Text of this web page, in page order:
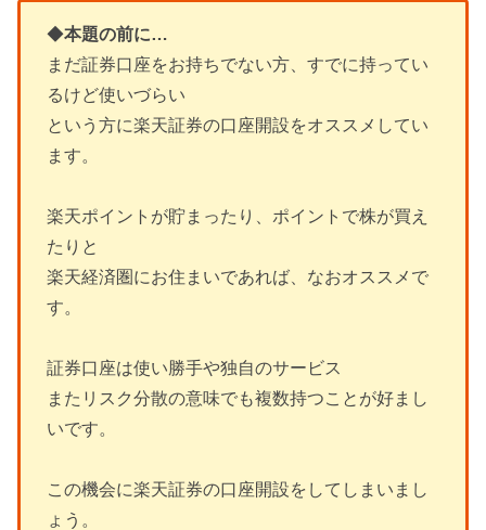
◆本題の前に…
まだ証券口座をお持ちでない方、すでに持ってい
るけど使いづらい
という方に楽天証券の口座開設をオススメしてい
ます。
楽天ポイントが貯まったり、ポイントで株が買え
たりと
楽天経済圏にお住まいであれば、なおオススメで
す。
証券口座は使い勝手や独自のサービス
またリスク分散の意味でも複数持つことが好まし
いです。
この機会に楽天証券の口座開設をしてしまいまし
ょう。